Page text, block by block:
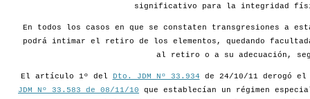
significativo para la integridad
En todos los casos en que se constaten transgresiones a
podrá intimar el retiro de los elementos, quedando
al retiro o a su adecuación,
El artículo 1º del Dto. JDM Nº 33.934 de 24/10/11 derogó
JDM Nº 33.583 de 08/11/10 que establecían un régimen